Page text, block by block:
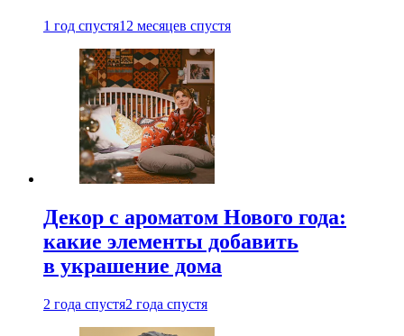
1 год спустя12 месяцев спустя
Декор с ароматом Нового года:
какие элементы добавить
в украшение дома
2 года спустя2 года спустя